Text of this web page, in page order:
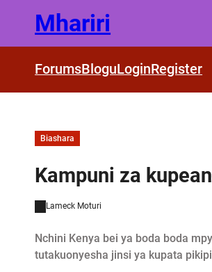
content
Mhariri
ForumsBloguLoginRegister
Biashara
Kampuni za
Lameck Moturi
Nchini Kenya bei ya boda boda
tutakuonyesha jinsi ya kupata